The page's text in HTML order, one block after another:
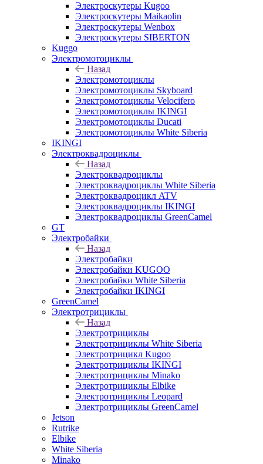
Электроскутеры Kugoo
Электроскутеры Maikaolin
Электроскутеры Wenbox
Электроскутеры SIBERTON
Kuggo
Электромотоциклы
Назад
Электромотоциклы
Электромотоциклы Skyboard
Электромотоциклы Velocifero
Электромотоциклы IKINGI
Электромотоциклы Ducati
Электромотоциклы White Siberia
IKINGI
Электроквадроциклы
Назад
Электроквадроциклы
Электроквадроциклы White Siberia
Электроквадроцикл ATV
Электроквадроциклы IKINGI
Электроквадроциклы GreenCamel
GT
Электробайки
Назад
Электробайки
Электробайки KUGOO
Электробайки White Siberia
Электробайки IKINGI
GreenCamel
Электротрициклы
Назад
Электротрициклы
Электротрициклы White Siberia
Электротрицикл Kugoo
Электротрициклы IKINGI
Электротрициклы Minako
Электротрициклы Elbike
Электротрициклы Leopard
Электротрициклы GreenCamel
Jetson
Rutrike
Elbike
White Siberia
Minako